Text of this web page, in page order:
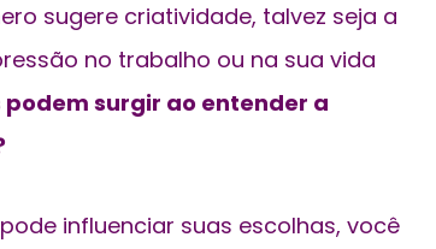
sugere criatividade, talvez seja a
no trabalho ou na sua vida
surgir ao entender a
influenciar suas escolhas, você